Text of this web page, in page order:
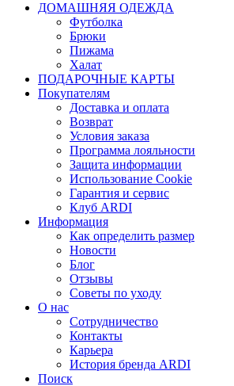
ДОМАШНЯЯ ОДЕЖДА
Футболка
Брюки
Пижама
Халат
ПОДАРОЧНЫЕ КАРТЫ
Покупателям
Доставка и оплата
Возврат
Условия заказа
Программа лояльности
Защита информации
Использование Cookie
Гарантия и сервис
Клуб ARDI
Информация
Как определить размер
Новости
Блог
Отзывы
Советы по уходу
О нас
Сотрудничество
Контакты
Карьера
История бренда ARDI
Поиск